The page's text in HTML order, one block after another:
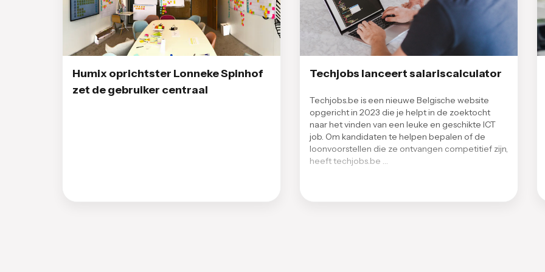
Humix oprichtster Lonneke Spinhof
zet de gebruiker centraal
Techjobs lanceert salariscalculator
Techjobs.be is een nieuwe Belgische website
opgericht in 2023 die je helpt in de zoektocht
naar het vinden van een leuke en geschikte ICT
job. Om kandidaten te helpen bepalen of de
loonvoorstellen die ze ontvangen competitief zijn,
heeft techjobs.be …